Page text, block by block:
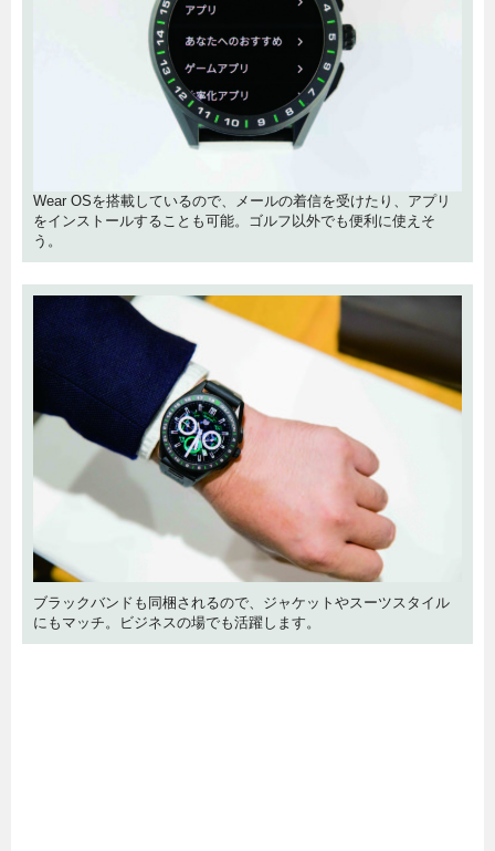
Wear OSを搭載しているので、メールの着信を受けたり、アプリ
をインストールすることも可能。ゴルフ以外でも便利に使えそ
う。
ブラックバンドも同梱されるので、ジャケットやスーツスタイル
にもマッチ。ビジネスの場でも活躍します。